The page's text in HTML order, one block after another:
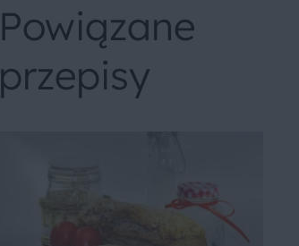
Powiązane
przepisy